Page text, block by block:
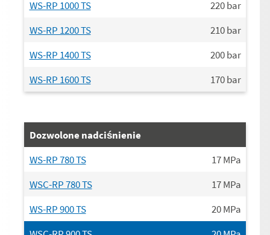
WS-RP 1000 TS 220bar
WS-RP 1200 TS
210bar
WS-RP 1400 TS
200bar
WS-RP 1600 TS
170bar
Dozwolone nadciśnienie
WS-RP 780 TS
17MPa
WSC-RP 780 TS
17MPa
WS-RP 900 TS
20MPa